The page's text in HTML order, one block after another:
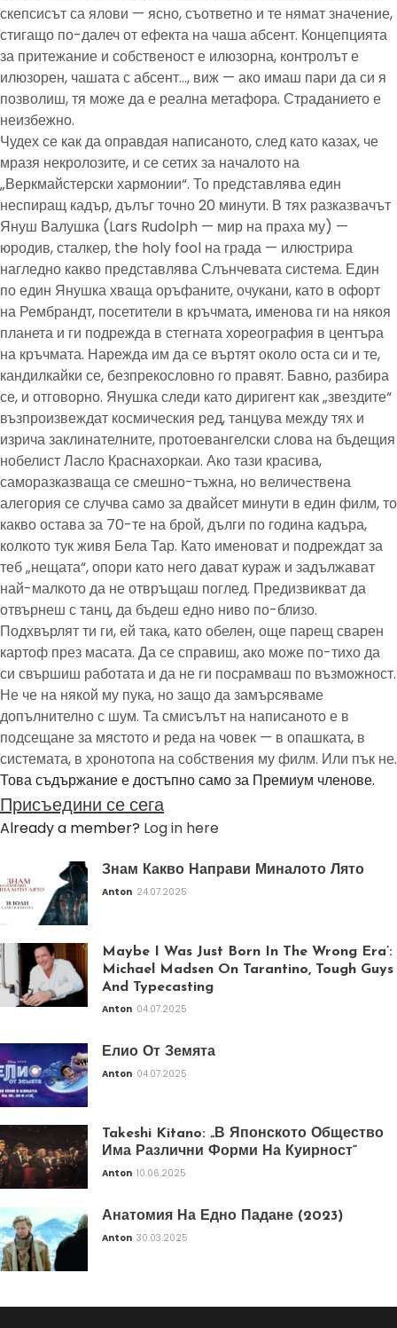
скепсисът са ялови — ясно, съответно и те нямат значение,
стигащо по-далеч от ефекта на чаша абсент. Концепцията
за притежание и собственост е илюзорна, контролът е
илюзорен, чашата с абсент…, виж — ако имаш пари да си я
позволиш, тя може да е реална метафора. Страданието е
неизбежно.
Чудех се как да оправдая написаното, след като казах, че
мразя некролозите, и се сетих за началото на
„Веркмайстерски хармонии“. То представлява един
неспиращ кадър, дълъг точно 20 минути. В тях разказвачът
Януш Валушка (Lars Rudolph — мир на праха му) —
юродив, сталкер, the holy fool на града — илюстрира
нагледно какво представлява Слънчевата система. Един
по един Янушка хваща оръфаните, очукани, като в офорт
на Рембрандт, посетители в кръчмата, именова ги на някоя
планета и ги подрежда в стегната хореография в центъра
на кръчмата. Нарежда им да се въртят около оста си и те,
кандилкайки се, безпрекословно го правят. Бавно, разбира
се, и отговорно. Янушка следи като диригент как „звездите“
възпроизвеждат космическия ред, танцува между тях и
изрича заклинателните, протоевангелски слова на бъдещия
нобелист Ласло Краснахоркаи. Ако тази красива,
саморазказваща се смешно-тъжна, но величествена
алегория се случва само за двайсет минути в един филм, то
какво остава за 70-те на брой, дълги по година кадъра,
колкото тук живя Бела Тар. Като именоват и подреждат за
теб „нещата“, опори като него дават кураж и задължават
най-малкото да не отвръщаш поглед. Предизвикват да
отвърнеш с танц, да бъдеш едно ниво по-близо.
Подхвърлят ти ги, ей така, като обелен, още парещ сварен
картоф през масата. Да се справиш, ако може по-тихо да
си свършиш работата и да не ги посрамваш по възможност.
Не че на някой му пука, но защо да замърсяваме
допълнително с шум. Та смисълът на написаното е в
подсещане за мястото и реда на човек — в опашката, в
системата, в хронотопа на собствения му филм. Или пък не.
Това съдържание е достъпно само за Премиум членове.
Присъедини се сега
Already a member? Log in here
Знам Какво Направи Миналото Лято
Anton 24.07.2025
Maybe I Was Just Born In The Wrong Era’:
Michael Madsen On Tarantino, Tough Guys
And Typecasting
Anton 04.07.2025
Елио От Земята
Anton 04.07.2025
Takeshi Kitano: „В Японското Общество
Има Различни Форми На Куирност“
Anton 10.06.2025
Анатомия На Едно Падане (2023)
Anton 30.03.2025